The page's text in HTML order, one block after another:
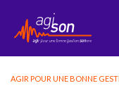
AGIR POUR UNE BONNE